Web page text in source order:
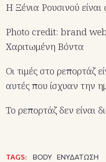
Η Ξένια Ρουσινού είναι
Photo credit: brand
Χαριτωμένη Βόντα
Οι τιμές στο ρεπορτάζ
αυτές που ίσχυαν την
Το ρεπορτάζ δεν είναι
TAGS: BODY ΕΝΥΔΑΤΩΣΗ